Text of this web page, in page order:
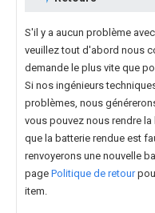
S'il y a aucun problème
veuillez tout d'abord nous
demande le plus vite que
Si nos ingénieurs
problèmes, nous
vous pouvez nous rendre
que la batterie rendue est
renvoyerons une nouvelle
page Politique de retour
item.